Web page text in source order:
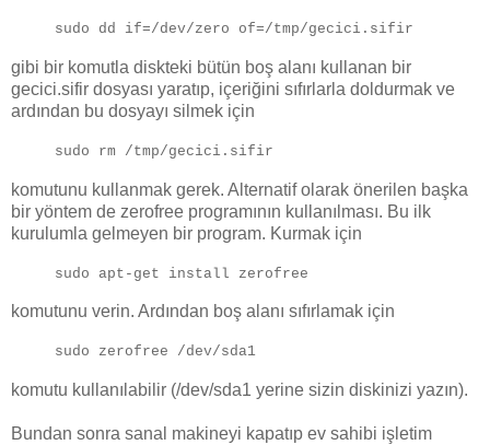
sudo dd if=/dev/zero of=/tmp/gecici.sifir
gibi bir komutla diskteki bütün boş alanı kullanan bir
gecici.sifir dosyası yaratıp, içeriğini sıfırlarla doldurmak ve
ardından bu dosyayı silmek için
sudo rm /tmp/gecici.sifir
komutunu kullanmak gerek. Alternatif olarak önerilen başka
bir yöntem de zerofree programının kullanılması. Bu ilk
kurulumla gelmeyen bir program. Kurmak için
sudo apt-get install zerofree
komutunu verin. Ardından boş alanı sıfırlamak için
sudo zerofree /dev/sda1
komutu kullanılabilir (/dev/sda1 yerine sizin diskinizi yazın).
Bundan sonra sanal makineyi kapatıp ev sahibi işletim